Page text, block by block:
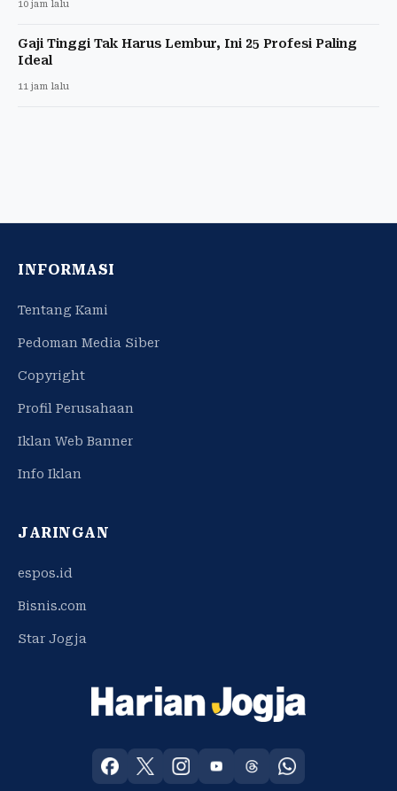
10 jam lalu
Gaji Tinggi Tak Harus Lembur, Ini 25 Profesi Paling
Ideal
11 jam lalu
INFORMASI
Tentang Kami
Pedoman Media Siber
Copyright
Profil Perusahaan
Iklan Web Banner
Info Iklan
JARINGAN
espos.id
Bisnis.com
Star Jogja